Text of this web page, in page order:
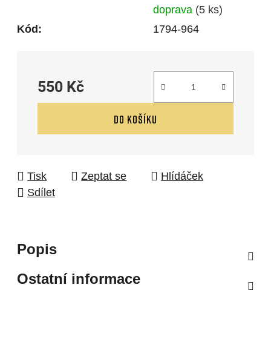
doprava (5 ks)
Kód:
1794-964
550 Kč
Měrná cena:
DO KOŠÍKU
Tisk Zeptat se
Hlídáček
Sdílet
Popis
Ostatní informace